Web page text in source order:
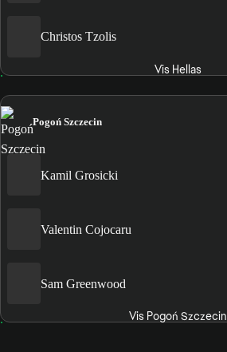
Christos Tzolis
Vis Hellas
Pogoń Szczecin
Kamil Grosicki
Valentin Cojocaru
Sam Greenwood
Vis Pogoń Szczecin